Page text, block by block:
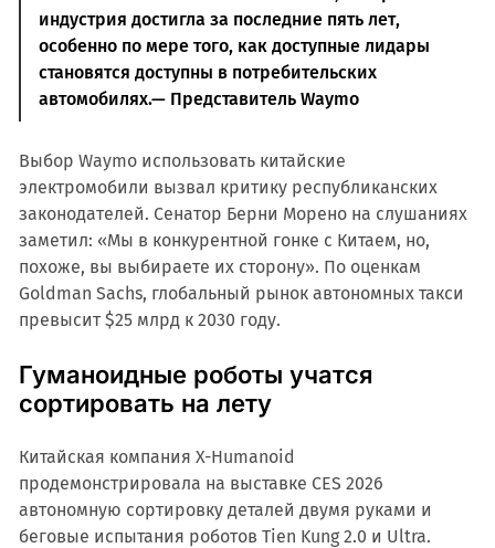
индустрия достигла за последние пять лет,
особенно по мере того, как доступные лидары
становятся доступны в потребительских
автомобилях.— Представитель Waymo
Выбор Waymo использовать китайские
электромобили вызвал критику республиканских
законодателей. Сенатор Берни Морено на слушаниях
заметил: «Мы в конкурентной гонке с Китаем, но,
похоже, вы выбираете их сторону». По оценкам
Goldman Sachs, глобальный рынок автономных такси
превысит $25 млрд к 2030 году.
Гуманоидные роботы учатся
сортировать на лету
Китайская компания X-Humanoid
продемонстрировала на выставке CES 2026
автономную сортировку деталей двумя руками и
беговые испытания роботов Tien Kung 2.0 и Ultra.